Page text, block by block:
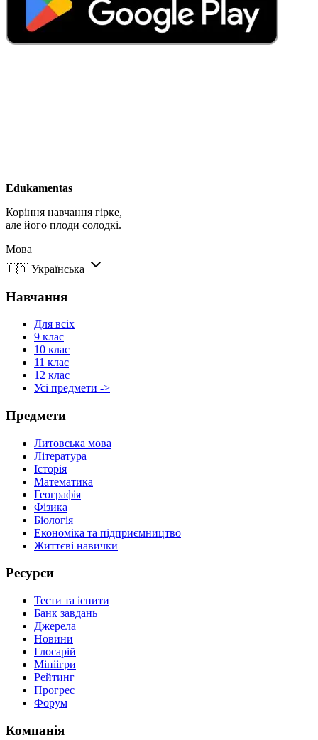
Edukamentas
Коріння навчання гірке,
але його плоди солодкі.
Мова
🇺🇦 Українська
Навчання
Для всіх
9 клас
10 клас
11 клас
12 клас
Усі предмети ->
Предмети
Литовська мова
Література
Історія
Математика
Географія
Фізика
Біологія
Економіка та підприємництво
Життєві навички
Ресурси
Тести та іспити
Банк завдань
Джерела
Новини
Глосарій
Мініігри
Рейтинг
Прогрес
Форум
Компанія